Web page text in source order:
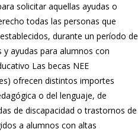
solicitar aquellas ayudas o
todas las personas que
durante un período de
ayudas para alumnos con
Las becas NEE
ofrecen distintos importes
o del lenguaje, de
de discapacidad o trastornos de
a alumnos con altas